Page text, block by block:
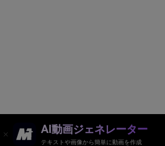
AI動画ジェネレーター
テキストや画像から簡単に動画を作成